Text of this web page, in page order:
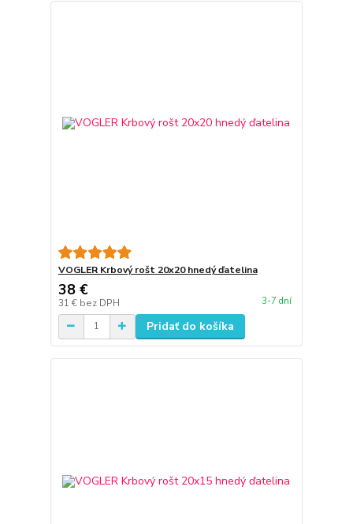
VOGLER Krbový rošt 20x20 hnedý ďatelina
38 €
31 € bez DPH 3-7 dní
Pridať do košíka